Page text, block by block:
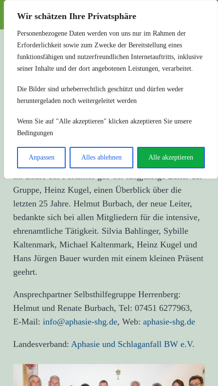
Wir schätzen Ihre Privatsphäre
Personenbezogene Daten werden von uns nur im Rahmen der
Erforderlichkeit sowie zum Zwecke der Bereitstellung eines
funktionsfähigen und nutzerfreundlichen Internetauftritts, inklusive
seiner Inhalte und der dort angebotenen Leistungen, verarbeitet.
Die Bilder sind urheberrechtlich geschützt und dürfen weder
heruntergeladen noch weitergeleitet werden
Wenn Sie auf "Alle akzeptieren" klicken akzeptieren Sie unsere
Bedingungen
Anpassen Alles ablehnen Alle akzeptieren
SHG Herrenberg
25 Jahre SHG
Herrenberg
Die Selbsthilfegruppe wurde am 19.November 1993
von Silvia Bahlinger, Michael Kaltenmark und Nina
Baradoy gegründet. Heute umfasst sie mehr als 30
Mitglieder.
Im Laufe des Festaktes gab der langjährige Leiter der
Gruppe, Heinz Kugel, einen Überblick über die
letzten 25 Jahre. Helmut Burbach, der neue Leiter,
bedankte sich bei allen Mitgliedern für die intensive,
ehrenamtliche Tätigkeit. Silvia Bahlinger, Sybille
Kaltenmark, Michael Kaltenmark, Heinz Kugel und
Hans Jürgen Bauer wurden mit einem kleinen Präsent
geehrt.
Ansprechpartner Selbsthilfegruppe Herrenberg:
Helmut und Renate Burbach, Tel: 07451 6277963,
E-Mail: info@aphasie-shg.de, Web: aphasie-shg.de
Landesverband: Aphasie und Schlaganfall BW e.V.